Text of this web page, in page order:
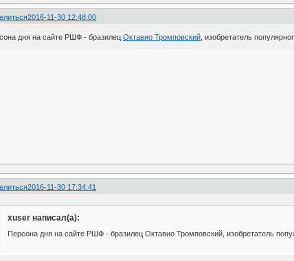
2016-11-30 12:48:00
дня на сайте РШФ - бразилецОктавио Тромповский , изобретатель
2016-11-30 17:34:41
xuser написал(а):
Персона дня на сайте РШФ - бразилец Октавио Тромповский, изобретатель